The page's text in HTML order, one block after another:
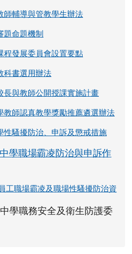
師輔導與管教學生辦法
題命題機制
程發展委員會設置要點
科書選用辦法
長與教師公開授課實施計畫
教師認真教學獎勵推薦遴選辦法
性騷擾防治、申訴及懲戒措施
學職場霸凌防治與申訴作
工職場霸凌及職場性騷擾防治資
uploads/tad_blocks/file/
學職務安全及衛生防護委
立鳳林國民中學職務安全及衛生防
立鳳林國民中學職務安全及衛生防
https://www.fles.hlc.edu.tw/uploads/
https://www.fles.hlc.edu.tw/uploads/